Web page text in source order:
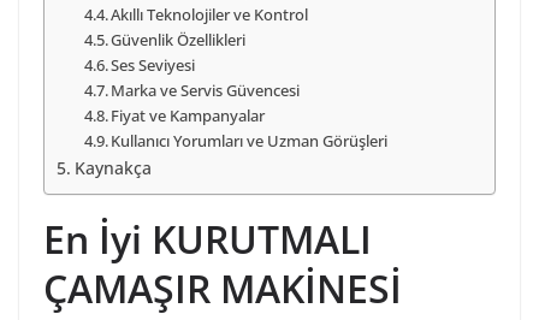
Akıllı Teknolojiler ve Kontrol
Güvenlik Özellikleri
Ses Seviyesi
Marka ve Servis Güvencesi
Fiyat ve Kampanyalar
Kullanıcı Yorumları ve Uzman Görüşleri
Kaynakça
En İyi KURUTMALI
ÇAMAŞIR MAKİNESİ